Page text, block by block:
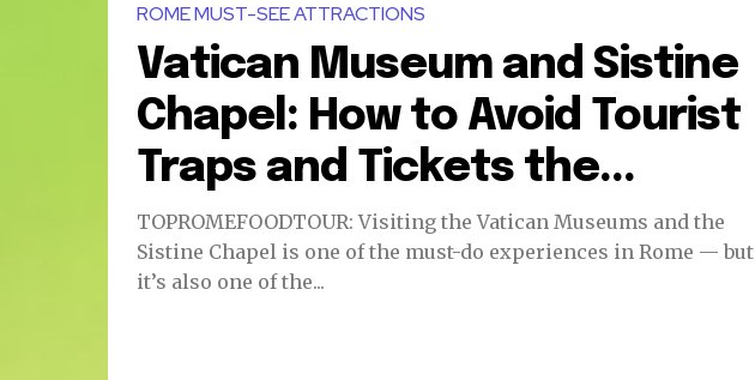
ROME MUST-SEE ATTRACTIONS
Vatican Museum and Sistine
Chapel: How to Avoid Tourist
Traps and Tickets the...
TOPROMEFOODTOUR: Visiting the Vatican Museums and the
Sistine Chapel is one of the must-do experiences in Rome — but
it’s also one of the...